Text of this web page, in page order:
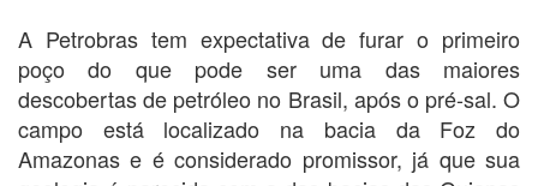
A Petrobras tem expectativa de furar o primeiro
poço do que pode ser uma das maiores
descobertas de petróleo no Brasil, após o pré-sal. O
campo está localizado na bacia da Foz do
Amazonas e é considerado promissor, já que sua